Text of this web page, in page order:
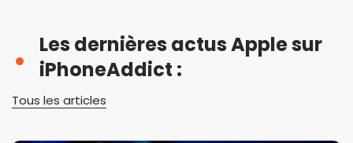
Les dernières actus Apple sur
iPhoneAddict :
Tous les articles